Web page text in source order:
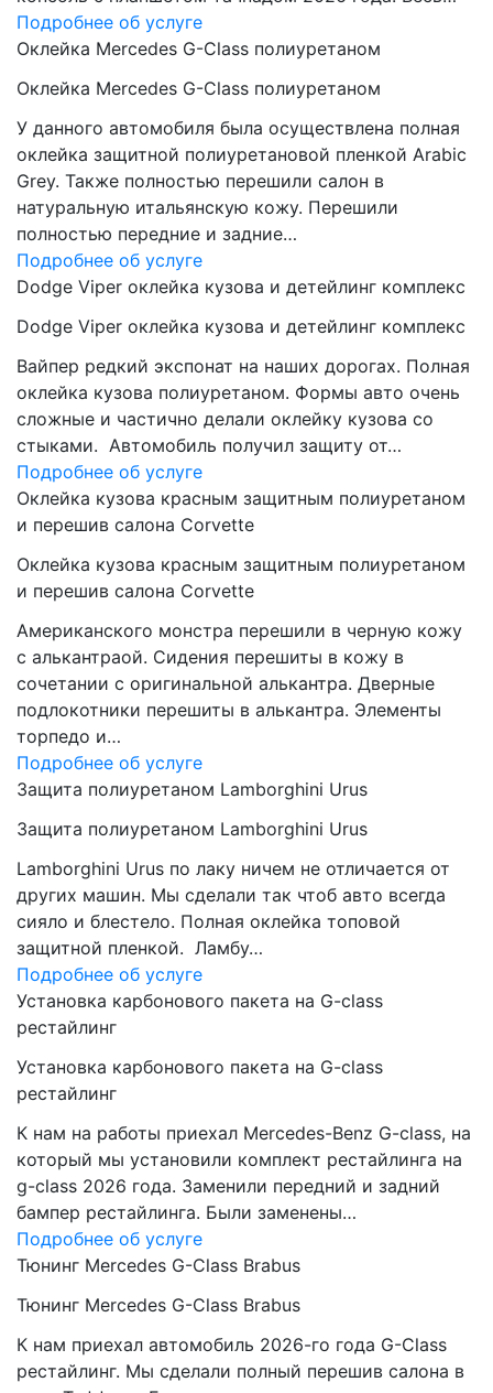
Подробнее об услуге
Оклейка Mercedes G-Class полиуретаном
Оклейка Mercedes G-Class полиуретаном
У данного автомобиля была осуществлена полная
оклейка защитной полиуретановой пленкой Arabic
Grey. Также полностью перешили салон в
натуральную итальянскую кожу. Перешили
полностью передние и задние…
Подробнее об услуге
Dodge Viper оклейка кузова и детейлинг комплекс
Dodge Viper оклейка кузова и детейлинг комплекс
Вайпер редкий экспонат на наших дорогах. Полная
оклейка кузова полиуретаном. Формы авто очень
сложные и частично делали оклейку кузова со
стыками. Автомобиль получил защиту от…
Подробнее об услуге
Оклейка кузова красным защитным полиуретаном
и перешив салона Corvette
Оклейка кузова красным защитным полиуретаном
и перешив салона Corvette
Американского монстра перешили в черную кожу
с алькантраой. Сидения перешиты в кожу в
сочетании с оригинальной алькантра. Дверные
подлокотники перешиты в алькантра. Элементы
торпедо и…
Подробнее об услуге
Защита полиуретаном Lamborghini Urus
Защита полиуретаном Lamborghini Urus
Lamborghini Urus по лаку ничем не отличается от
других машин. Мы сделали так чтоб авто всегда
сияло и блестело. Полная оклейка топовой
защитной пленкой. Ламбу…
Подробнее об услуге
Установка карбонового пакета на G-class
рестайлинг
Установка карбонового пакета на G-class
рестайлинг
К нам на работы приехал Mercedes-Benz G-class, на
который мы установили комплект рестайлинга на
g-class 2026 года. Заменили передний и задний
бампер рестайлинга. Были заменены…
Подробнее об услуге
Тюнинг Mercedes G-Class Brabus
Тюнинг Mercedes G-Class Brabus
К нам приехал автомобиль 2026-го года G-Class
рестайлинг. Мы сделали полный перешив салона в